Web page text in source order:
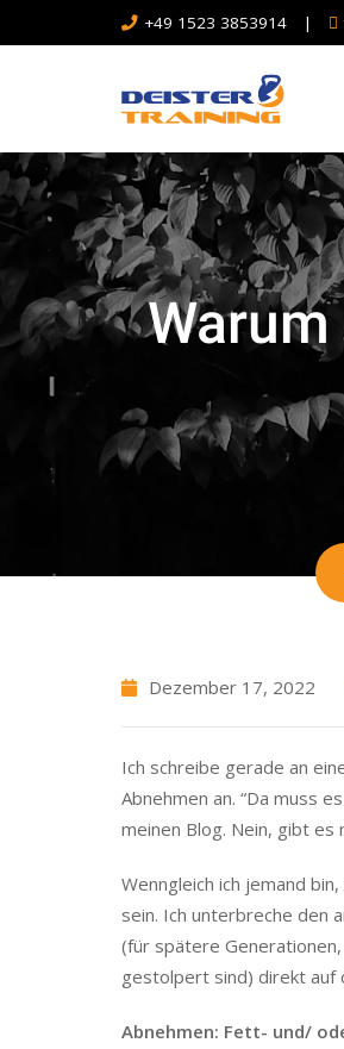
+49 1523 3853914 |
Dezember 17, 2022
Ich schreibe gerade an
Abnehmen an. “Da muss
meinen Blog. Nein, gibt es
Wenngleich ich jemand
sein. Ich unterbreche den
(für spätere
gestolpert sind) direkt auf
Abnehmen: Fett- und/